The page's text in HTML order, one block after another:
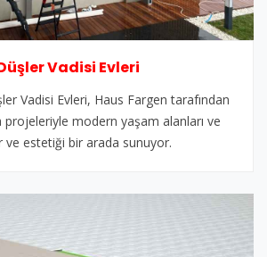
Vadisi Evleri
Vadisi Evleri, Haus Fargen tarafından
projeleriyle modern yaşam alanları ve
ve estetiği bir arada sunuyor.